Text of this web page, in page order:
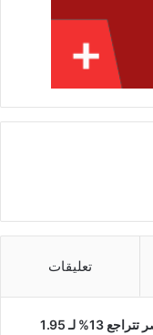
تعليقات
معاملات “الإنتربنك” بمصر تتراجع 13% لـ 1.95